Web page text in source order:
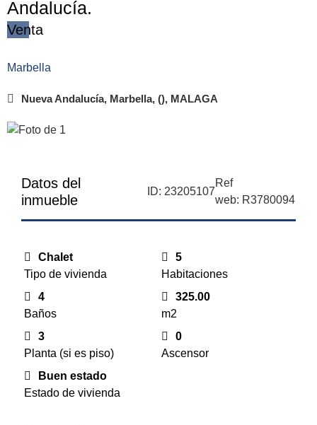
Andalucía.
Venta
Marbella
Nueva Andalucía, Marbella, (), MALAGA
Datos del
inmueble
ID: 23205107
Ref
web: R3780094
Chalet
Tipo de vivienda
5
Habitaciones
4
Baños
325.00
m2
3
Planta (si es piso)
0
Ascensor
Buen estado
Estado de vivienda